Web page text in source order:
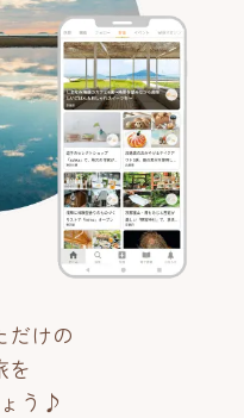
だけの
を
う♪